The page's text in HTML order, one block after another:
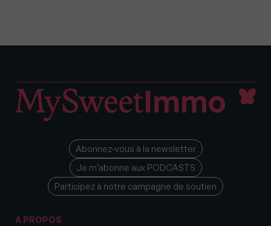
Abonnez-vous à la newsletter
Je m’abonne aux PODCASTS
Participez à notre campagne de soutien
A PROPOS